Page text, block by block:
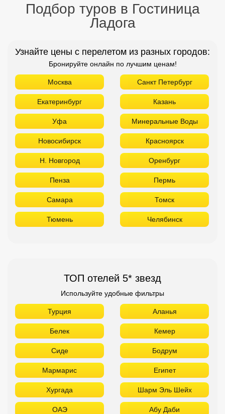
Подбор туров в Гостиница
Ладога
Узнайте цены с перелетом из разных городов:
Бронируйте онлайн по лучшим ценам!
Москва Санкт Петербург
Екатеринбург Казань
Уфа Минеральные Воды
Новосибирск Красноярск
Н. Новгород Оренбург
Пенза Пермь
Самара Томск
Тюмень Челябинск
ТОП отелей 5* звезд
Используйте удобные фильтры
Турция Аланья
Белек Кемер
Сиде Бодрум
Мармарис Египет
Хургада Шарм Эль Шейх
ОАЭ Абу Даби